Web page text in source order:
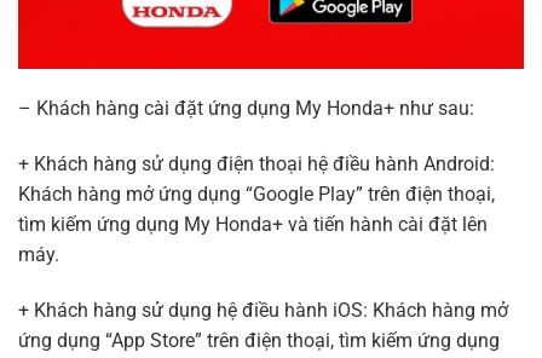
– Khách hàng cài đặt ứng dụng My Honda+ như sau:
+ Khách hàng sử dụng điện thoại hệ điều hành Android:
Khách hàng mở ứng dụng “Google Play” trên điện thoại,
tìm kiếm ứng dụng My Honda+ và tiến hành cài đặt lên
máy.
+ Khách hàng sử dụng hệ điều hành iOS: Khách hàng mở
ứng dụng “App Store” trên điện thoại, tìm kiếm ứng dụng